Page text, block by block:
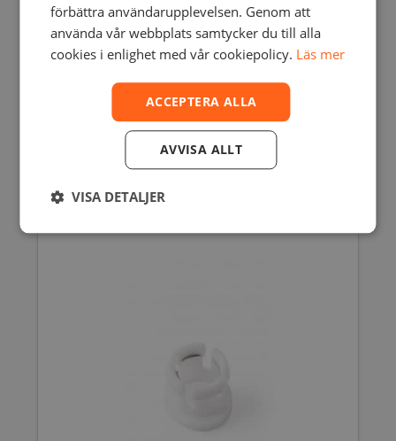
RADIAL FAN 35X35X10 – ULTIMAKER
3/S3/S5 FAMILY
förbättra användarupplevelsen. Genom att
använda vår webbplats samtycker du till alla
cookies i enlighet med vår cookiepolicy. Läs mer
ACCEPTERA ALLA
AVVISA ALLT
VISA DETALJER